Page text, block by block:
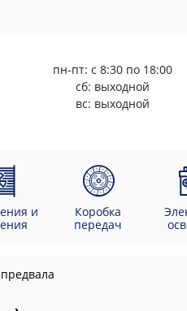
пн-пт: с 8:30 по 18:00
сб: выходной
вс: выходной
и
Коробка
передач